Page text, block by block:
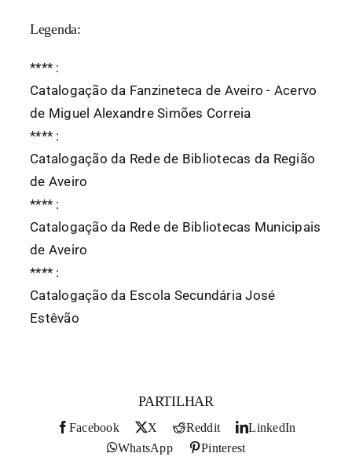
Legenda:
**** :
Catalogação da Fanzineteca de Aveiro - Acervo
de Miguel Alexandre Simões Correia
**** :
Catalogação da Rede de Bibliotecas da Região
de Aveiro
**** :
Catalogação da Rede de Bibliotecas Municipais
de Aveiro
**** :
Catalogação da Escola Secundária José
Estêvão
PARTILHAR
Facebook X Reddit
LinkedIn
WhatsApp
Pinterest